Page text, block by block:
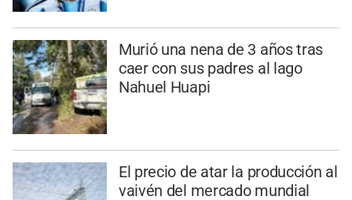
Murió una nena de 3 años tras
caer con sus padres al lago
Nahuel Huapi
El precio de atar la producción al
vaivén del mercado mundial